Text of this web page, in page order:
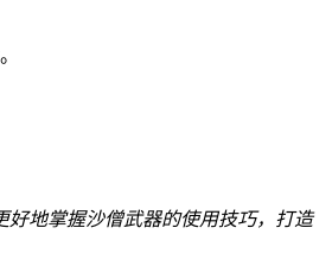
好地掌握沙僧武器的使用技巧，打造